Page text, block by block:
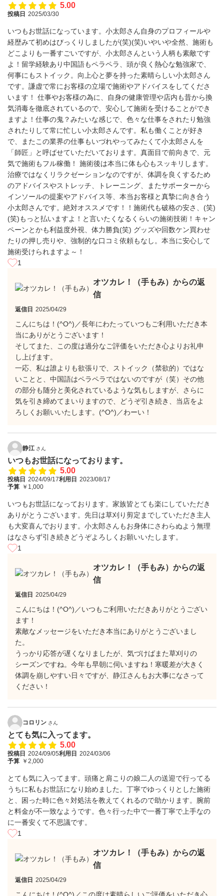
5.00
投稿日 2025/03/30
いつもお世話になっています。小太郎さん自身のプロフィールや
経歴みて初めはびっくりしましたが(笑)(笑)いやいや全然、施術も
どこよりも一番すごいですが、小太郎さんという人柄も素敵です
よ！留学経験あり中国語もペラペラ、頭が良く熱心な勉強家で、
何事にもストイック。向上心と夢を持った素晴らしい小太郎さん
です。謙虚で常にお客様の立場で施術やアドバイスをしてくださ
います！ 仕事やお客様の為に、自身の健康管理や店内も昔から換
気消毒を徹底されているので、安心して施術を受けることができ
ますよ！仕事の鬼？みたいな感じで、色々な仕事をされたり勉強
されたりして常に忙しい小太郎さんです。私も働くことが好き
で、またこの業界の仕事もいづれやってみたくて小太郎さんを
「師匠」と呼ばせていただいております。真面目で前向きで、元
気で施術もフル稼働！ 施術後は本当に体も心もスッキリします。
治療ではなくリラクゼーションなのですが、体調を良くするため
のアドバイスやストレッチ、トレーニング、またサポーターから
インソールの提案やアドバイス等、本当お客様と真摯に向き合う
小太郎さんです。絶対オススメです！！施術代も破格の安さ、(笑)
(笑)もっと払いますよ！と言いたくなるくらいの施術技術！キャン
ペーンとかも利益度外視、体力勝負(笑) グッズや回数ケン買わせ
たりの押し売りや、強制的な口コミ依頼もなし。本当に安心して
施術受けられますよ～！
1
オツカレ！（手もみ）からの返
信
返信日 2025/04/29
こんにちは！(^O^)／長年にわたっていつもご利用いただき本
当にありがとうございます！
そしてまた、この度は過分なご評価をいただき心よりお礼申
し上げます。
一応、私は誰よりも欲張りで、ストイック（禁欲的）ではな
いことと、中国語はペラペラではないのですが（笑）その他
の部分も随分と美化されているような気もしますが、さらに
気を引き締めてまいりますので、どうぞ引き続き、当店をよ
ろしくお願いいたします。(^O^)／わーい！
静江 さん
いつもお世話になっております。
5.00
投稿日 2024/09/17利用日 2023/08/17
予算 ￥1,000
いつもお世話になっております。家族皆とても楽にしていただき
ありがとうございます。先日は草刈り剪定までしていただき主人
も大変喜んでおります。小太郎さんもお身体にさわらぬよう無理
はなさらず引き続きどうぞよろしくお願いいたします。
1
オツカレ！（手もみ）からの返
信
返信日 2025/04/29
こんにちは！(^O^)／いつもご利用いただきありがとうござい
ます！
素敵なメッセージをいただき本当にありがとうございまし
た。
うっかり応答が遅くなりましたが、気づけばまた草刈りの
シーズンですね。今年も早朝に伺いますね！寒暖差が大きく
体調を崩しやすい日々ですが、静江さんもお大事になさって
ください！
コロリン さん
とても気に入ってます。
5.00
投稿日 2024/09/05利用日 2024/03/06
予算 ￥2,000
とても気に入ってます。頭痛と肩こりの娘二人の送迎で行ってる
うちに私もお世話になり始めました。丁寧でゆっくりとした施術
と、困った時に色々対処法を教えてくれるので助かります。腕前
と料金が不一致なようです。色々行った中で一番丁寧で上手なの
に一番安くて不思議です。
1
オツカレ！（手もみ）からの返
信
返信日 2025/04/29